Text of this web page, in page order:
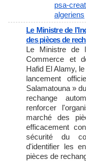
psa-
algeriens
Le Ministre de
des pièces de
Le Ministre de
Commerce et
Hafid El Alamy,
lancement
Salamatouna »
rechange
renforcer
marché des
efficacement
sécurité du
d'identifier les
pièces de